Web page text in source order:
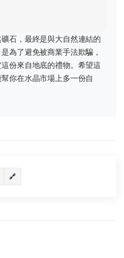
石，最終是與大自然連結的
為了避免被商業手法欺騙，
份來自地底的禮物。希望這
你在水晶市場上多一份自
🔗